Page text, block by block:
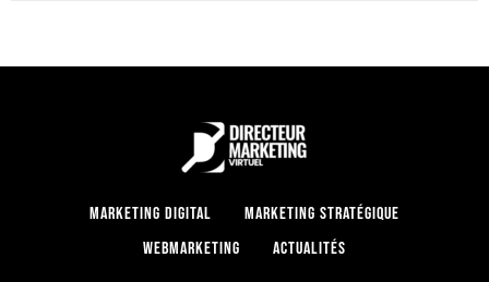
Marketing digital
Marketing stratégique
Webmarketing
Actualités